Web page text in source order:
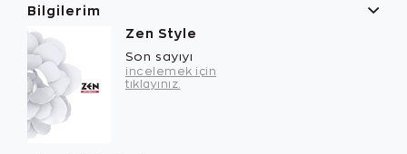
Bilgilerim
Zen Style
Son sayıyı
incelemek için
tıklayınız.